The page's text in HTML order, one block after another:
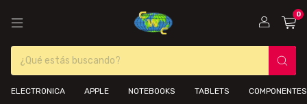
0
ELECTRONICA APPLE NOTEBOOKS TABLETS